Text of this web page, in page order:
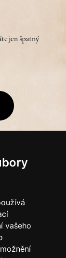
vašeho
jen špatný